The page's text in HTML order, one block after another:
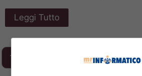
Leggi Tutto
1 … 293